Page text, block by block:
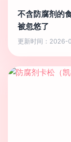
不含防腐剂的
被忽悠了
更新时间：